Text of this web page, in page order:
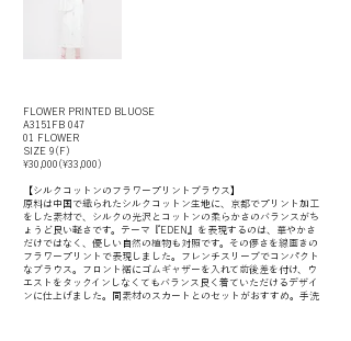
FLOWER PRINTED BLUOSE
A3151FB 047
01 FLOWER
SIZE 9(F)
¥30,000(¥33,000)
【シルクコットンのフラワープリントブラウス】
原料は中国で織られたシルクコットン生地に、京都でプリント加工
をした素材で、シルクの光沢とコットンの柔らかさのバランスがち
ょうど良い軽さです。テーマ『EDEN』を表現するのは、華やかさ
だけではなく、優しい自然の植物も対照です。その儚さを線画きの
フラワープリントで表現しました。フレンチスリーブでコンパクト
なブラウス。フロント裾にゴムギャザーを入れて前後差を付け、ウ
エストをタックインしなくてもバランス良く着ていただけるデザイ
ンに仕上げました。同素材のスカートとのセットがおすすめ。手洗